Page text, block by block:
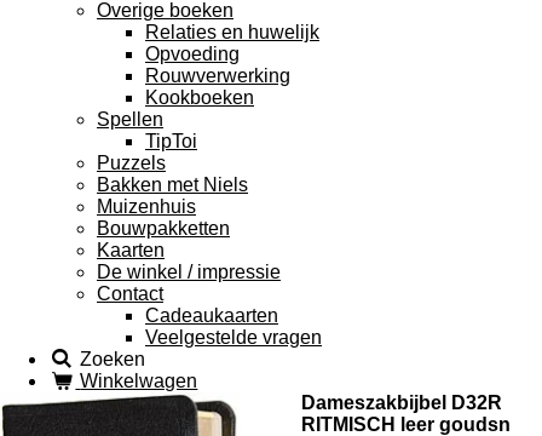
Overige boeken
Relaties en huwelijk
Opvoeding
Rouwverwerking
Kookboeken
Spellen
TipToi
Puzzels
Bakken met Niels
Muizenhuis
Bouwpakketten
Kaarten
De winkel / impressie
Contact
Cadeaukaarten
Veelgestelde vragen
Zoeken
Winkelwagen
Dameszakbijbel D32R
RITMISCH leer goudsn